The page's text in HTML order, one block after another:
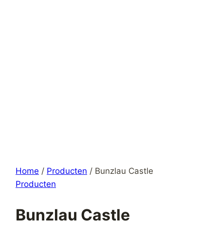
Home / Producten / Bunzlau Castle
Producten
Bunzlau Castle